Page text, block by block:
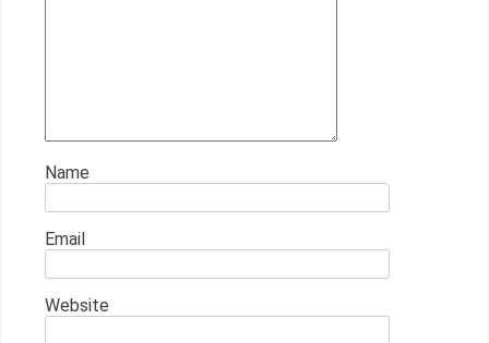
Name
Email
Website